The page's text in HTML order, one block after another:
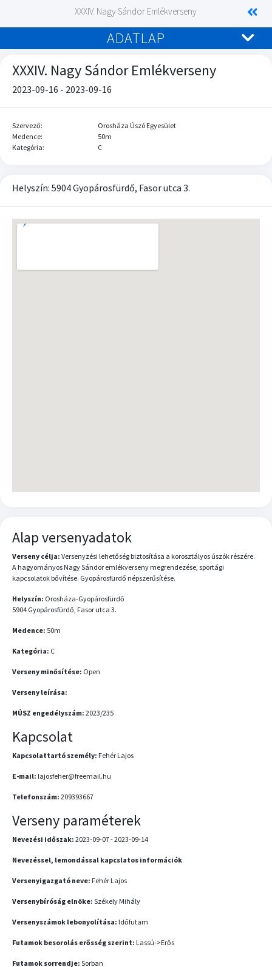
XXXIV. Nagy Sándor Emlékverseny
ADATLAP
XXXIV. Nagy Sándor Emlékverseny
2023-09-16 - 2023-09-16
Szervező:
Orosháza Úszó Egyesület
Medence:
50m
Kategória:
C
Helyszín: 5904 Gyopárosfürdő, Fasor utca 3.
Alap versenyadatok
Verseny célja: Versenyzési lehetőség biztosítása a korosztályos úszók részére.
A hagyományos Nagy Sándor emlékverseny megrendezése, sportági
kapcsolatok bővítése. Gyopárosfürdő népszerűsítése.
Helyszín: Orosháza-Gyopárosfürdő
5904 Gyopárosfürdő, Fasor utca 3.
Medence: 50m
Kategória: C
Verseny minősítése: Open
Verseny leírása:
MÚSZ engedélyszám: 2023/235
Kapcsolat
Kapcsolattartó személy: Fehér Lajos
E-mail: lajosfeher@freemail.hu
Telefonszám: 209393667
Verseny paraméterek
Nevezési időszak: 2023-09-07 - 2023-09-14
Nevezéssel, lemondással kapcslatos információk
Versenyigazgató neve: Fehér Lajos
Versenybíróság elnöke: Székely Mihály
Versenyszámok lebonyolítása: Időfutam
Futamok besorolás erősség szerint: Lassú->Erős
Futamok sorrendje: Sorban